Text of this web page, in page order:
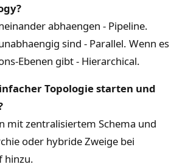
abhaengen - Pipeline.
sind - Parallel. Wenn es
Ebenen gibt - Hierarchical.
Topologie starten und
mit zentralisiertem Schema und
oder hybride Zweige bei
hinzu.